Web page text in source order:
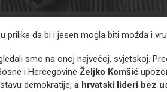
da bi i jesen mogla biti možda i
smo na onoj najvećoj, svjetskoj.
i Hercegovine Željko Komšić
demokratije, a hrvatski lideri bez